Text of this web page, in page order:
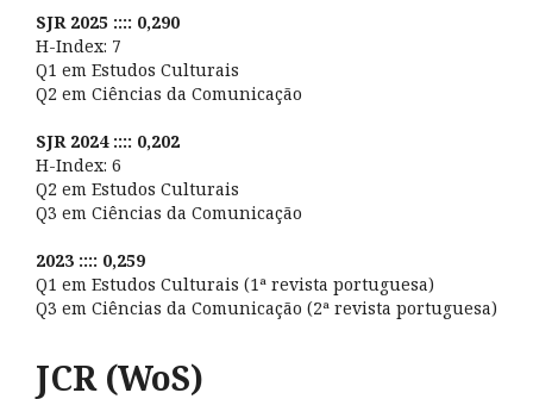
SJR 2025 :::: 0,290
H-Index: 7
Q1 em Estudos Culturais
Q2 em Ciências da Comunicação
SJR 2024 :::: 0,202
H-Index: 6
Q2 em Estudos Culturais
Q3 em Ciências da Comunicação
2023 :::: 0,259
Q1 em Estudos Culturais (1ª revista portuguesa)
Q3 em Ciências da Comunicação (2ª revista portuguesa)
JCR (WoS)